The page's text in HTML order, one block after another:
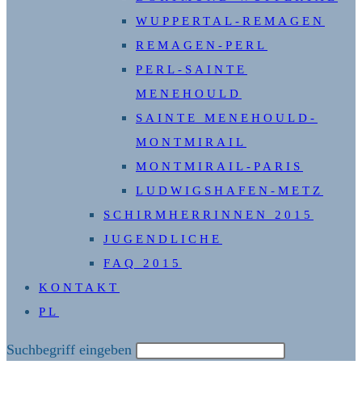
WUPPERTAL-REMAGEN
REMAGEN-PERL
PERL-SAINTE
MENEHOULD
SAINTE MENEHOULD-
MONTMIRAIL
MONTMIRAIL-PARIS
LUDWIGSHAFEN-METZ
SCHIRMHERRINNEN 2015
JUGENDLICHE
FAQ 2015
KONTAKT
PL
Diese
Suchbegriff eingeben